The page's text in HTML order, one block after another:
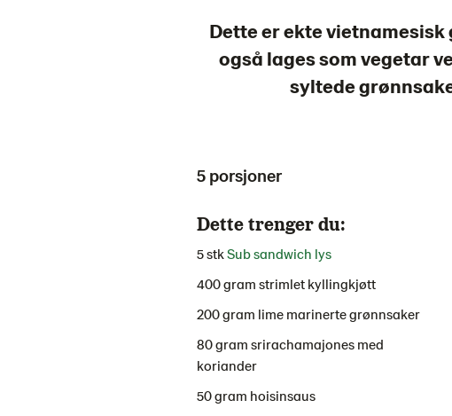
Dette er ekte
også lages som vegetar
syltede
5 porsjoner
Dette trenger du:
5 stkSub sandwich lys
400 gram strimlet kyllingkjøtt
200 gram lime marinerte grønnsaker
80 gram srirachamajones med
koriander
50 gram hoisinsaus